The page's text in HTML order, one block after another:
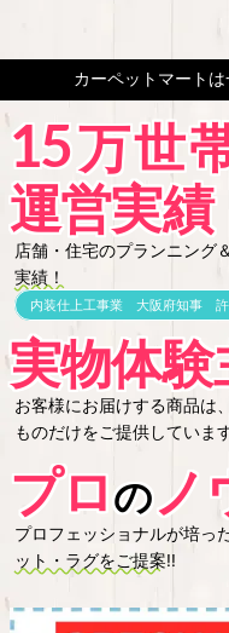
カーペットマート
15万世
運営実績
店舗・住宅のプランニング
実績！
内装仕上工事業 大阪府知事 許
実物体験
お客様にお届けする商品は、
ものだけをご提供しています
プロの ノ
プロフェッショナルが培っ
ット・ラグをご提案!!